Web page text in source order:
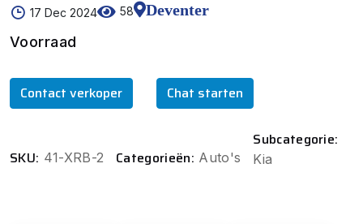
17 Dec 2024 58
Deventer
Voorraad
Contact verkoper Chat starten
SKU: 41-XRB-2 Categorieën: Auto's
Subcategorie:
Kia